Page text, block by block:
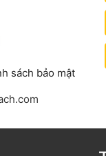
sách bảo mật